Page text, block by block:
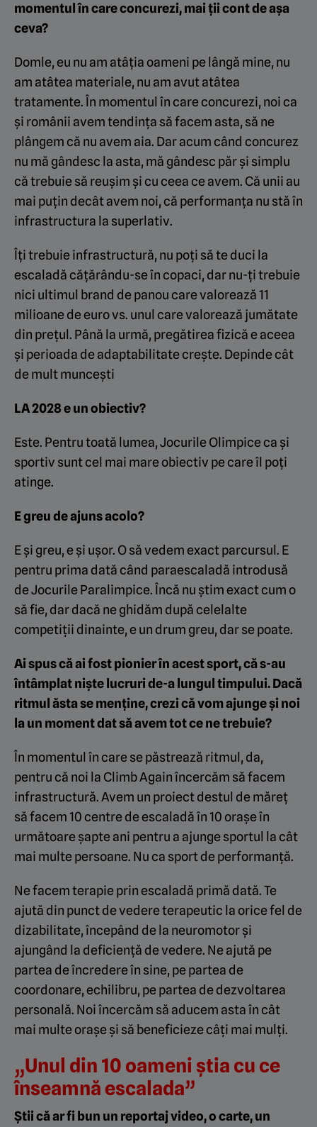
momentul în care concurezi, mai ții cont de așa
ceva?
Domle, eu nu am atâția oameni pe lângă mine, nu
am atâtea materiale, nu am avut atâtea
tratamente. În momentul în care concurezi, noi ca
și românii avem tendința să facem asta, să ne
plângem că nu avem aia. Dar acum când concurez
nu mă gândesc la asta, mă gândesc păr și simplu
că trebuie să reușim și cu ceea ce avem. Că unii au
mai puțin decât avem noi, că performanța nu stă în
infrastructura la superlativ.
Îți trebuie infrastructură, nu poți să te duci la
escaladă cățărându-se în copaci, dar nu-ți trebuie
nici ultimul brand de panou care valorează 11
milioane de euro vs. unul care valorează jumătate
din prețul. Până la urmă, pregătirea fizică e aceea
și perioada de adaptabilitate crește. Depinde cât
de mult muncești
LA 2028 e un obiectiv?
Este. Pentru toată lumea, Jocurile Olimpice ca și
sportiv sunt cel mai mare obiectiv pe care îl poți
atinge.
E greu de ajuns acolo?
E și greu, e și ușor. O să vedem exact parcursul. E
pentru prima dată când paraescaladă introdusă
de Jocurile Paralimpice. Încă nu știm exact cum o
să fie, dar dacă ne ghidăm după celelalte
competiții dinainte, e un drum greu, dar se poate.
Ai spus că ai fost pionier în acest sport, că s-au
întâmplat niște lucruri de-a lungul timpului. Dacă
ritmul ăsta se menține, crezi că vom ajunge și noi
la un moment dat să avem tot ce ne trebuie?
În momentul în care se păstrează ritmul, da,
pentru că noi la Climb Again încercăm să facem
infrastructură. Avem un proiect destul de măreț
să facem 10 centre de escaladă în 10 orașe în
următoare șapte ani pentru a ajunge sportul la cât
mai multe persoane. Nu ca sport de performanță.
Ne facem terapie prin escaladă primă dată. Te
ajută din punct de vedere terapeutic la orice fel de
dizabilitate, începând de la neuromotor și
ajungând la deficiență de vedere. Ne ajută pe
partea de încredere în sine, pe partea de
coordonare, echilibru, pe partea de dezvoltarea
personală. Noi încercăm să aducem asta în cât
mai multe orașe și să beneficieze câți mai mulți.
„Unul din 10 oameni știa cu ce
înseamnă escalada”
Știi că ar fi bun un reportaj video, o carte, un